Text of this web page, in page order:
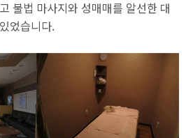
불법 마사지와 성매매를 알선한 대
었습니다.